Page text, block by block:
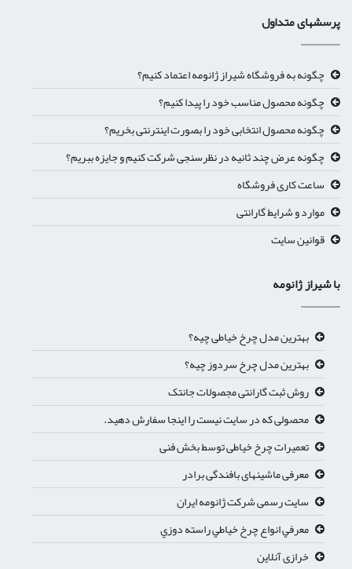
پرسشهای متداول
چگونه به فروشگاه شیراز ژانومه اعتماد کنیم؟
چگونه محصول مناسب خود را پیدا کنیم؟
چگونه محصول انتخابی خود را بصورت اینترنتی بخریم؟
چگونه عرض چند ثانیه در نظرسنجی شرکت کنیم و جایزه ببریم؟
ساعت کاری فروشگاه
موارد و شرایط گارانتی
قوانین سایت
با شیراز ژانومه
بهترین مدل چرخ خیاطی چیه؟
بهترین مدل چرخ سردوز چیه؟
روش ثبت گارانتی مجصولات جانتک
محصولی که در سایت نیست را اینجا سفارش دهید.
تعمیرات چرخ خیاطی توسط بخش فنی
معرفی ماشینهای بافندگی برادر
سایت رسمی شرکت ژانومه ایران
معرفي انواع چرخ خياطي راسته دوزي
خرازی آنلاین